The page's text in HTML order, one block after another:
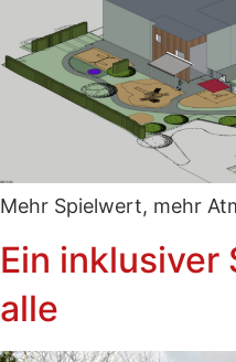
Mehr Spielwert, mehr
Ein inklusiver
alle